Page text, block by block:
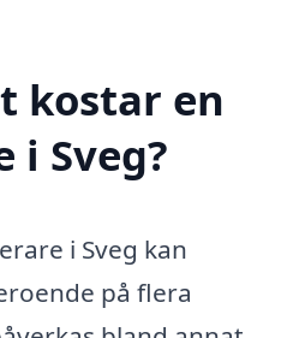
kostar en
i Sveg?
i Sveg kan
på flera